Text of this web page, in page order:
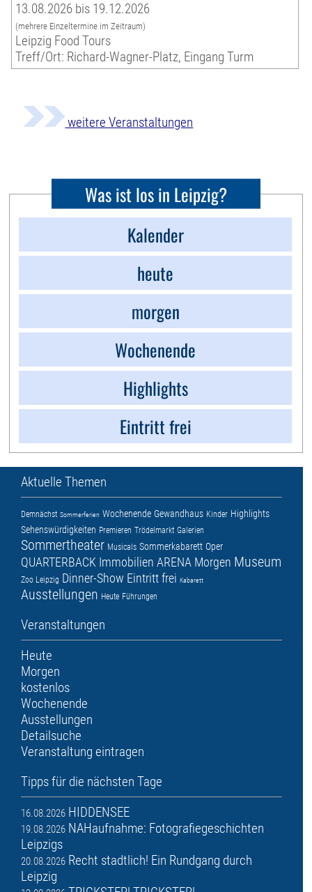
13.08.2026 bis 19.12.2026
(mehrere Einzeltermine im Zeitraum)
Leipzig Food Tours
Treff/Ort: Richard-Wagner-Platz, Eingang Turm
weitere Veranstaltungen
Was ist los in Leipzig?
Kalender
heute
morgen
Wochenende
Highlights
Eintritt frei
Aktuelle Themen
Demnächst Sommerferien Wochenende Gewandhaus Kinder Highlights
Sehenswürdigkeiten Premieren Trödelmarkt Galerien
Sommertheater Musicals Sommerkabarett Oper
QUARTERBACK Immobilien ARENA Morgen Museum
Zoo Leipzig Dinner-Show Eintritt frei Kabarett
Ausstellungen Heute Führungen
Veranstaltungen
Heute
Morgen
kostenlos
Wochenende
Ausstellungen
Detailsuche
Veranstaltung eintragen
Tipps für die nächsten Tage
16.08.2026 HIDDENSEE
19.08.2026 NAHaufnahme: Fotografiegeschichten
Leipzigs
20.08.2026 Recht stadtlich! Ein Rundgang durch
Leipzig